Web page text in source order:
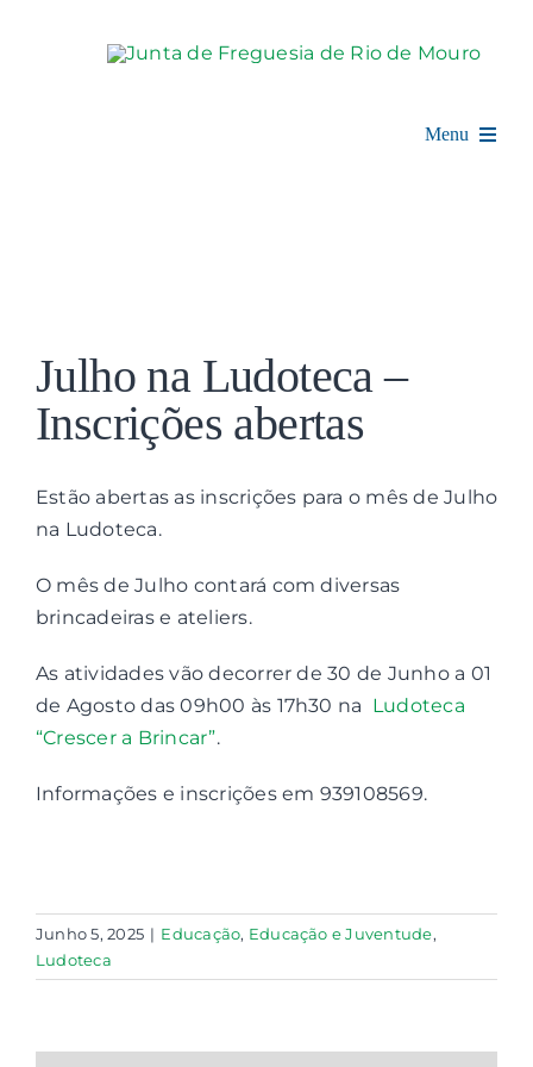
Menu
Balcão Digital
Contactos
Associações
Larger
Image
Julho na Ludoteca –
Inscrições abertas
Estão abertas as inscrições para o mês de Julho
na Ludoteca.
O mês de Julho contará com diversas
brincadeiras e ateliers.
As atividades vão decorrer de 30 de Junho a 01
de Agosto das 09h00 às 17h30 na Ludoteca
“Crescer a Brincar”.
Informações e inscrições em 939108569.
Junho 5, 2025 | Educação, Educação e Juventude,
Ludoteca